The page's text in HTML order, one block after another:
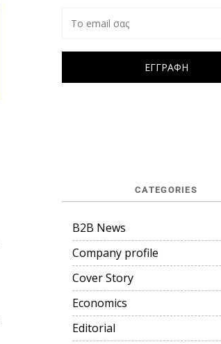
CATEGORIES
B2B News
Company profile
Cover Story
Economics
Editorial